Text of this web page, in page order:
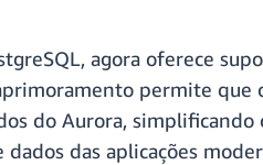
agora oferece
permite
do Aurora,
das aplicações